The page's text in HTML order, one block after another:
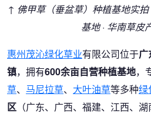
↑ 佛甲草（垂盆草）种植基地实
基地 · 华南草皮
惠州茂沁绿化草业有限公司位于广
镇，拥有600余亩自营种植基地，
草、 马尼拉草、 大叶油草等多种绿
区 （广东、广西、福建、江西、